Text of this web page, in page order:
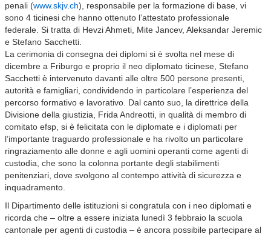
penali (www.skjv.ch), responsabile per la formazione di base, vi
sono 4 ticinesi che hanno ottenuto l’attestato professionale
federale. Si tratta di Hevzi Ahmeti, Mite Jancev, Aleksandar Jeremic
e Stefano Sacchetti.
La cerimonia di consegna dei diplomi si è svolta nel mese di
dicembre a Friburgo e proprio il neo diplomato ticinese, Stefano
Sacchetti è intervenuto davanti alle oltre 500 persone presenti,
autorità e famigliari, condividendo in particolare l’esperienza del
percorso formativo e lavorativo. Dal canto suo, la direttrice della
Divisione della giustizia, Frida Andreotti, in qualità di membro di
comitato efsp, si è felicitata con le diplomate e i diplomati per
l’importante traguardo professionale e ha rivolto un particolare
ringraziamento alle donne e agli uomini operanti come agenti di
custodia, che sono la colonna portante degli stabilimenti
penitenziari, dove svolgono al contempo attività di sicurezza e
inquadramento.
Il Dipartimento delle istituzioni si congratula con i neo diplomati e
ricorda che – oltre a essere iniziata lunedì 3 febbraio la scuola
cantonale per agenti di custodia – è ancora possibile partecipare al